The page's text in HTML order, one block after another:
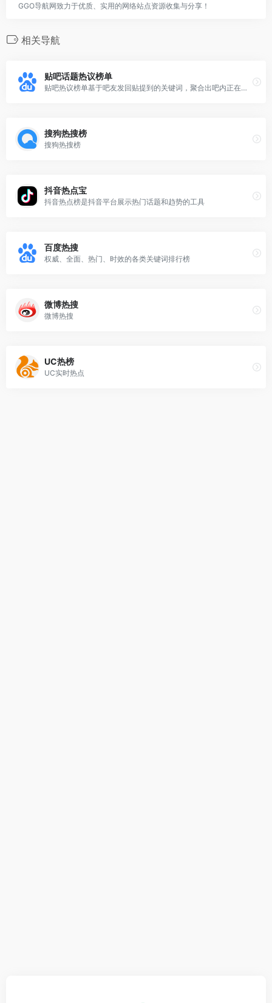
GGO导航网致力于优质、实用的网络站点资源收集与分享！
相关导航
贴吧话题热议榜单
贴吧热议榜单基于吧友发回贴提到的关键词，聚合出吧内正在热议的话题，反应贴吧用户当前状态下的讨论趋势。
搜狗热搜榜
搜狗热搜榜
抖音热点宝
抖音热点榜是抖音平台展示热门话题和趋势的工具
百度热搜
权威、全面、热门、时效的各类关键词排行榜
微博热搜
微博热搜
UC热榜
UC实时热点